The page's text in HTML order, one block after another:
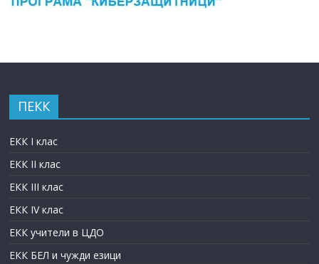
ПЕКК
ЕКК I клас
ЕКК II клас
ЕКК III клас
ЕКК IV клас
ЕКК учители в ЦДО
ЕКК БЕЛ и чужди езици